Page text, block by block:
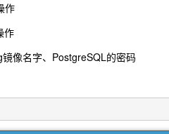
作
作
像名字、PostgreSQL的密码